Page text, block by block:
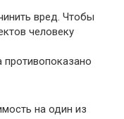
вред. Чтобы
человеку
на один из